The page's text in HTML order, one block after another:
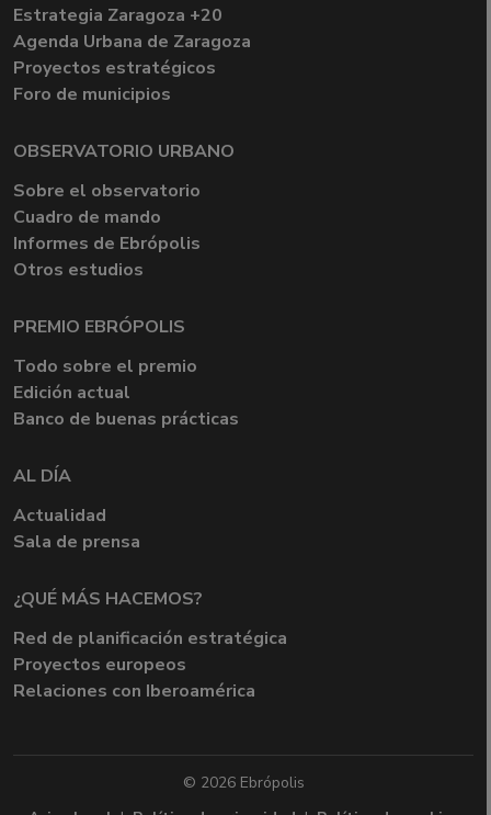
Estrategia Zaragoza +20
Agenda Urbana de Zaragoza
Proyectos estratégicos
Foro de municipios
OBSERVATORIO URBANO
Sobre el observatorio
Cuadro de mando
Informes de Ebrópolis
Otros estudios
PREMIO EBRÓPOLIS
Todo sobre el premio
Edición actual
Banco de buenas prácticas
AL DÍA
Actualidad
Sala de prensa
¿QUÉ MÁS HACEMOS?
Red de planificación estratégica
Proyectos europeos
Relaciones con Iberoamérica
© 2026 Ebrópolis